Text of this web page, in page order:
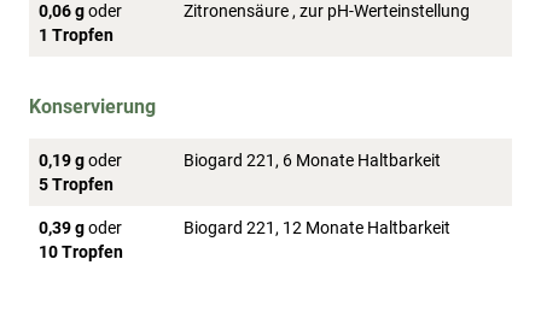
0,06 goder
1 Tropfen
Zitronensäure , zur pH-Werteinstellung
Konservierung
0,19 goder
5 Tropfen
Biogard 221, 6 Monate Haltbarkeit
0,39 goder
10 Tropfen
Biogard 221, 12 Monate Haltbarkeit